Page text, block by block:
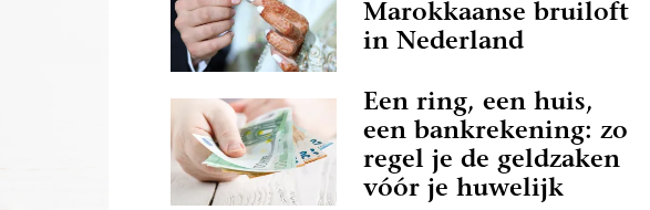
Marokkaanse bruiloft
in Nederland
Een ring, een huis,
een bankrekening: zo
regel je de geldzaken
vóór je huwelijk